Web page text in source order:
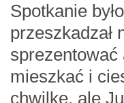
Spotkanie
przeszkadzał
sprezentować
mieszkać i
chwilkę, ale